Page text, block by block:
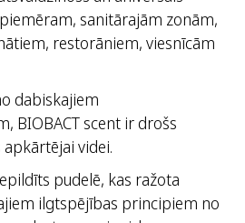
sanitārajām zonām,
restorāniem, viesnīcām
dabiskajiem
BIOBACT scent ir drošs
videi.
pudelē, kas ražota
ilgtspējības principiem no